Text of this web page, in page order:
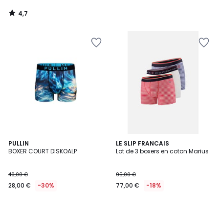
4,7
/
PULLIN
BOXER COURT DISKOALP
40,00 €
28,00 € -30%
LE SLIP FRANCAIS
Lot de 3 boxers en coton Marius
95,00 €
77,00 € -18%